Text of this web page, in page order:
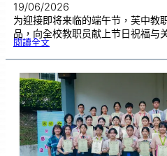
19/06/2026
为迎接即将来临的端午节，芙中教
品，向全校教职员献上节日祝福与
閱讀全文:端
节
快
，
芙
中
教
师
们
！